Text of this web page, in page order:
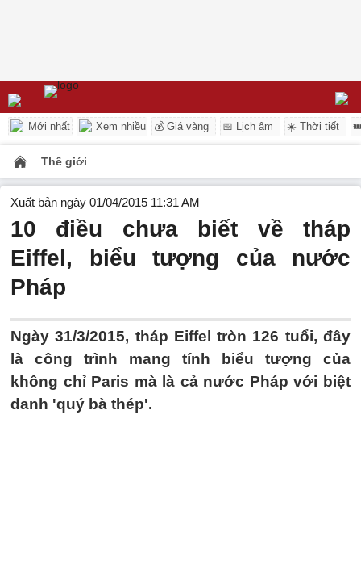
Mới nhất Xem nhiều 💰 Giá vàng 📅 Lịch âm ☀️ Thời tiết
Thế giới
Xuất bản ngày 01/04/2015 11:31 AM
10 điều chưa biết về tháp
Eiffel, biểu tượng của nước
Pháp
Ngày 31/3/2015, tháp Eiffel tròn 126 tuổi, đây
là công trình mang tính biểu tượng của
không chỉ Paris mà là cả nước Pháp với biệt
danh 'quý bà thép'.